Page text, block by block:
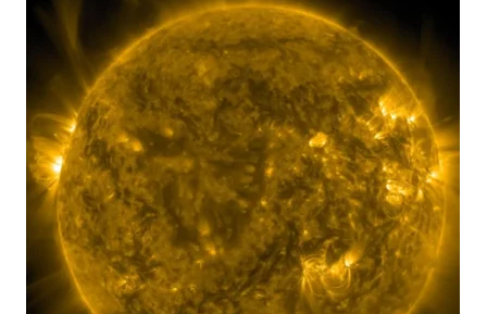
υψόμετρο στο νησί Μάουι της Χαβάης.